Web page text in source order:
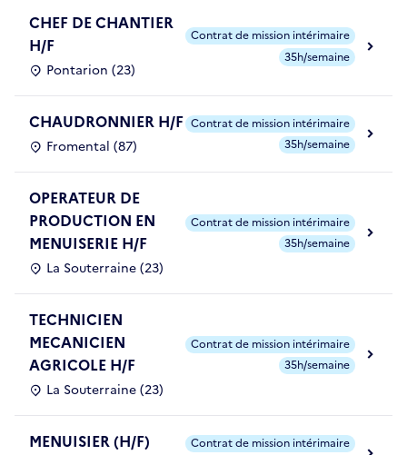
CHEF DE CHANTIER
H/F
Pontarion (23)
Contrat de mission intérimaire
35h/semaine
CHAUDRONNIER H/F
Fromental (87)
Contrat de mission intérimaire
35h/semaine
OPERATEUR DE
PRODUCTION EN
MENUISERIE H/F
La Souterraine (23)
Contrat de mission intérimaire
35h/semaine
TECHNICIEN
MECANICIEN
AGRICOLE H/F
La Souterraine (23)
Contrat de mission intérimaire
35h/semaine
MENUISIER (H/F)
Contrat de mission intérimaire